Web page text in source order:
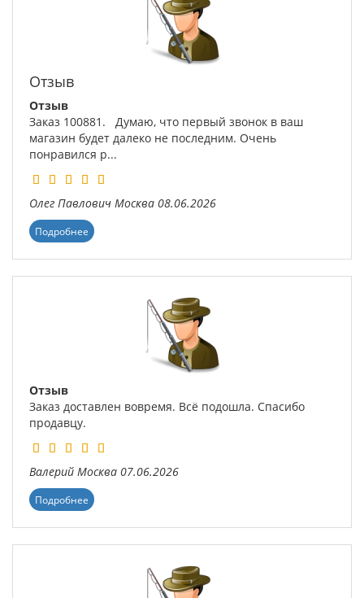
Отзыв
Отзыв
Заказ 100881. Думаю, что первый звонок в ваш
магазин будет далеко не последним. Очень
понравился р...
Олег Павлович Москва 08.06.2026
Подробнее
Отзыв
Заказ доставлен вовремя. Всё подошла. Спасибо
продавцу.
Валерий Москва 07.06.2026
Подробнее